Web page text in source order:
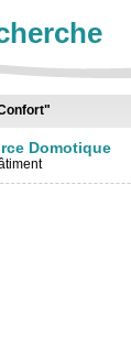
Domotique